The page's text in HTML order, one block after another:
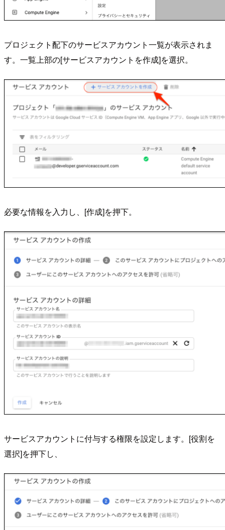
プロジェクト配下のサービスアカウント一覧が表示されま
す。一覧上部の[サービスアカウントを作成]を選択。
必要な情報を入力し、[作成]を押下。
サービスアカウントに付与する権限を設定します。[役割を
選択]を押下し、